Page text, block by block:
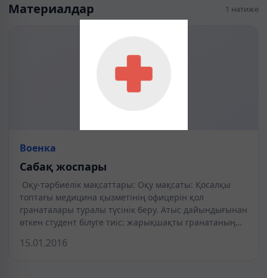
Материалдар 1 нәтиже
Военка
Сабақ жоспары
Оқу-тәрбиелік мақсаттары: Оқу мақсаты: Қосалқы
топтағы медицина қызметінің офицерін қол
гранаталары туралы түсінік беру. Атыс дайындығынан
өткен студент білуге тиіс: жарықшақты гранатаның…
15.01.2016